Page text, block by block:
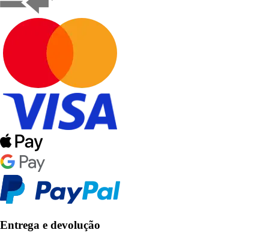
Entrega e devolução